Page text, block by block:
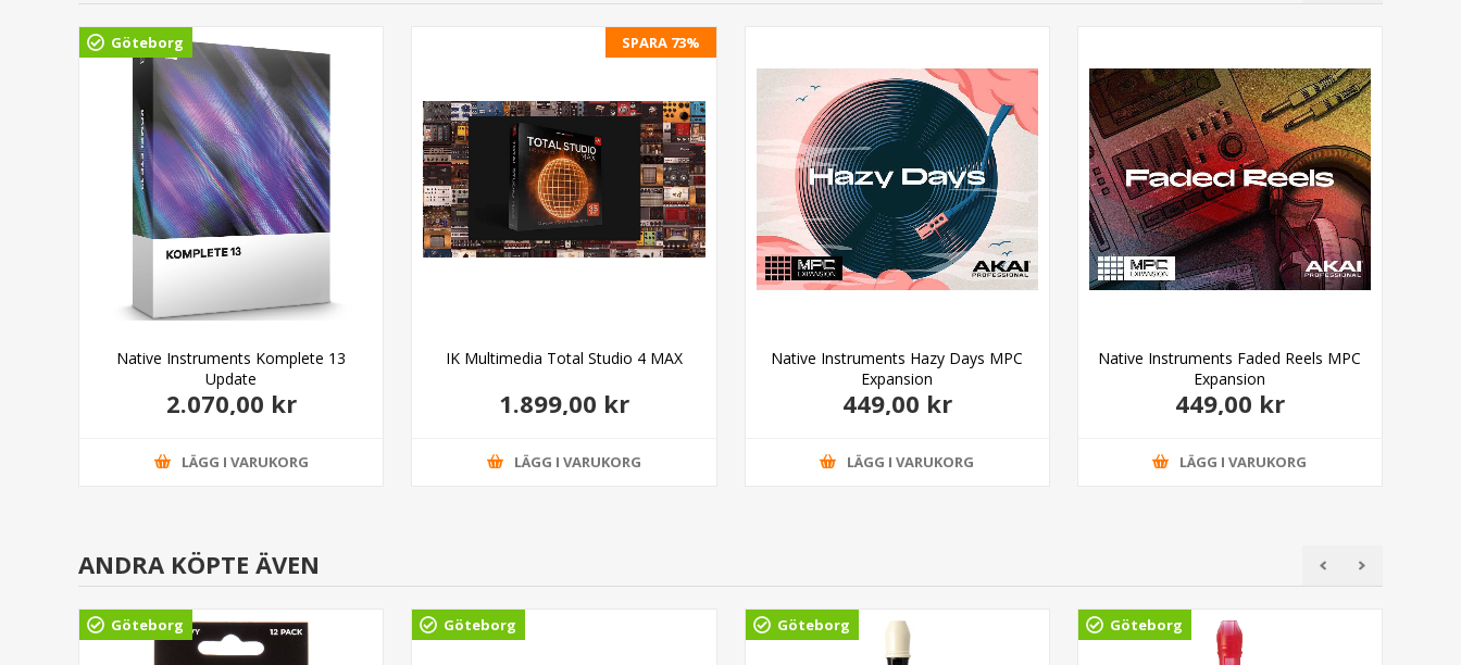
Göteborg
Native Instruments Komplete 13
Update
2.070,00 kr
LÄGG I VARUKORG
SPARA 73%
IK Multimedia Total Studio 4 MAX
1.899,00 kr
LÄGG I VARUKORG
Native Instruments Hazy Days MPC
Expansion
449,00 kr
LÄGG I VARUKORG
Native Instruments Faded Reels MPC
Expansion
449,00 kr
LÄGG I VARUKORG
ANDRA KÖPTE ÄVEN
Göteborg Göteborg Göteborg Göteborg